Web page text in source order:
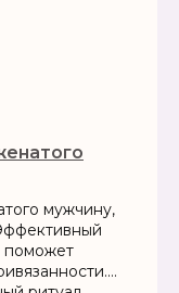
мужчину,
поможет